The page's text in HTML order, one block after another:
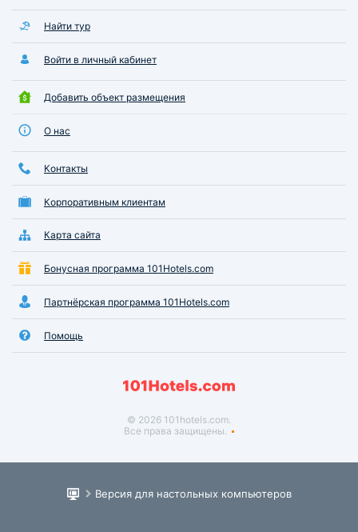
Найти тур
Войти в личный кабинет
Добавить объект размещения
О нас
Контакты
Корпоративным клиентам
Карта сайта
Бонусная программа 101Hotels.com
Партнёрская программа 101Hotels.com
Помощь
© 2026 101hotels.com.
Все права защищены.
Версия для настольных компьютеров